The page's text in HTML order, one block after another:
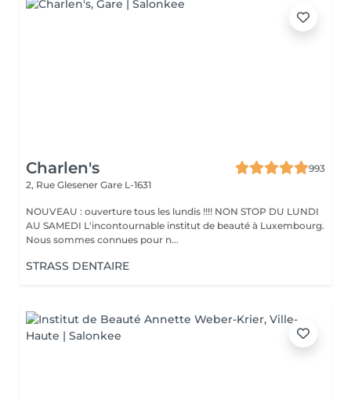
Charlen's
993
2, Rue Glesener Gare L-1631
NOUVEAU : ouverture tous les lundis !!!! NON STOP DU LUNDI
AU SAMEDI L'incontournable institut de beauté à Luxembourg.
Nous sommes connues pour n...
STRASS DENTAIRE